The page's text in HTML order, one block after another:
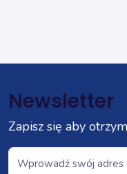
Newsletter
Zapisz się aby